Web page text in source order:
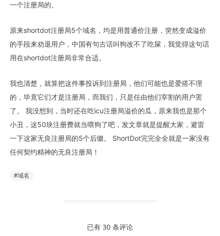
一个注册局的。
原来shortdot注册局5个域名，均是用普通价注册，突然变成溢价
的手段来劝退用户，中国有句古话叫狗改不了吃屎，我觉得这句话
用在shortdot注册局非常合适。
我也清楚，就算把这件事投诉到注册局，他们可能也是爱搭不理
的，毕竟它们才是注册局，而我们，只是任由他们宰割的用户罢
了。 我没想到，当时还在吃icu注册局溢价的瓜，原来我也是那个
小丑，这50块注册费就当喂狗了吧，发文章就是提醒大家，避雷
一下这家无良注册局的5个后缀。 ShortDot完完全全就是一家没有
任何契约精神的无良注册局！
#域名
已有 30 条评论